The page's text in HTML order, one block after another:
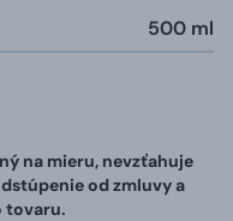
500 ml
na mieru, nevzťahuje
od zmluvy a
tovaru.